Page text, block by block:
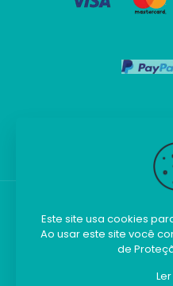
Kilobim - Todos
Este site usa cookies
Ao usar este site você
de